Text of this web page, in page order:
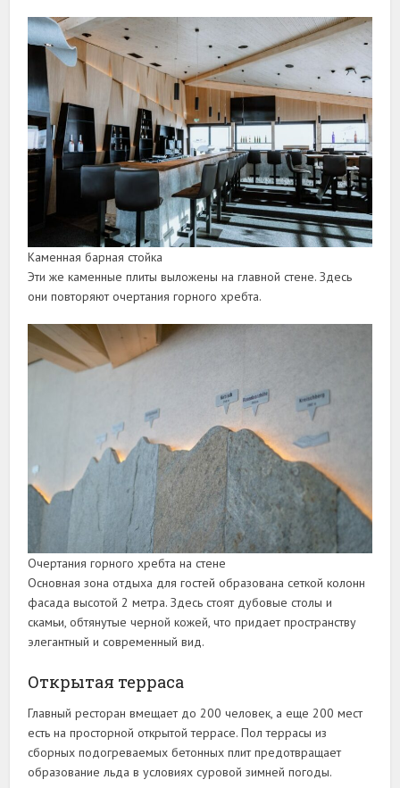
Каменная барная стойка
Эти же каменные плиты выложены на главной стене. Здесь
они повторяют очертания горного хребта.
Очертания горного хребта на стене
Основная зона отдыха для гостей образована сеткой колонн
фасада высотой 2 метра. Здесь стоят дубовые столы и
скамьи, обтянутые черной кожей, что придает пространству
элегантный и современный вид.
Открытая терраса
Главный ресторан вмещает до 200 человек, а еще 200 мест
есть на просторной открытой террасе. Пол террасы из
сборных подогреваемых бетонных плит предотвращает
образование льда в условиях суровой зимней погоды.